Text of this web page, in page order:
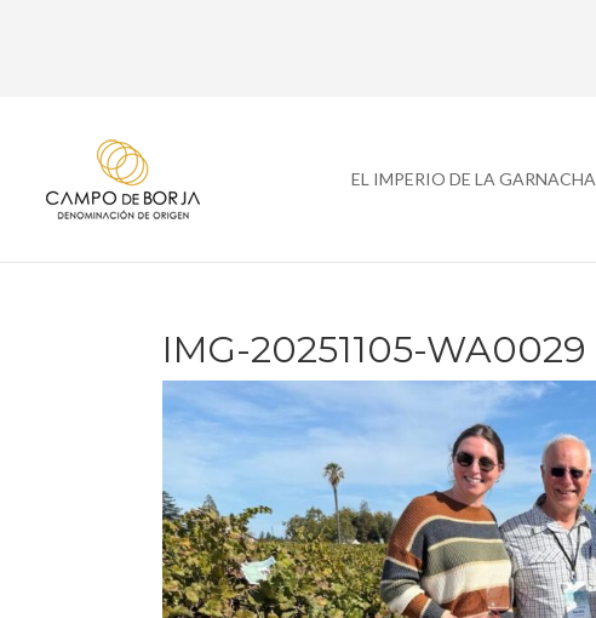
EL IMPERIO DE LA GARNACHA
IMG-20251105-WA0029